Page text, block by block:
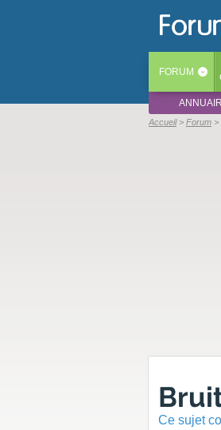
FORUM ‹
Accueil Forum
Ce sujet